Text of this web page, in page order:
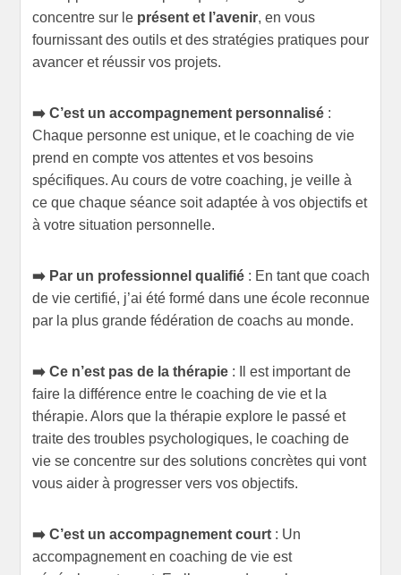
concentre sur le présent et l’avenir, en vous
fournissant des outils et des stratégies pratiques pour
avancer et réussir vos projets.
➡️ C’est un accompagnement personnalisé:
Chaque personne est unique, et le coaching de vie
prend en compte vos attentes et vos besoins
spécifiques. Au cours de votre coaching, je veille à
ce que chaque séance soit adaptée à vos objectifs et
à votre situation personnelle.
➡️ Par un professionnel qualifié: En tant que coach
de vie certifié, j’ai été formé dans une école reconnue
par la plus grande fédération de coachs au monde.
➡️ Ce n’est pas de la thérapie: Il est important de
faire la différence entre le coaching de vie et la
thérapie. Alors que la thérapie explore le passé et
traite des troubles psychologiques, le coaching de
vie se concentre sur des solutions concrètes qui vont
vous aider à progresser vers vos objectifs.
➡️ C’est un accompagnement court: Un
accompagnement en coaching de vie est